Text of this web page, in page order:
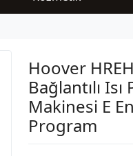
Hoover
Bağlantılı
Makinesi E
Program